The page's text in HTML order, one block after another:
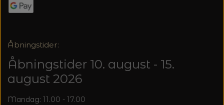
Åbningstider:
Åbningstider 10. august - 15.
august 2026
Mandag: 11.00 - 17.00